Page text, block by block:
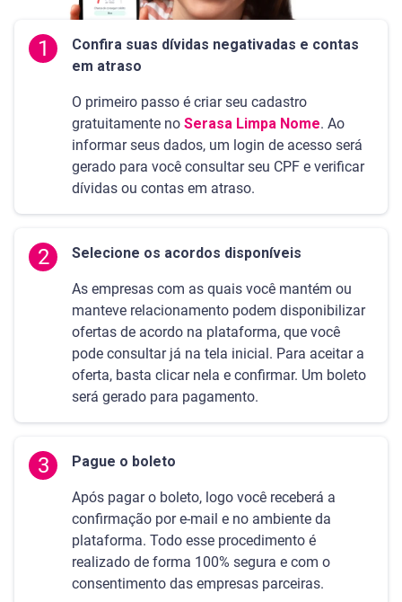
1
Confira suas dívidas negativadas e contas
em atraso
O primeiro passo é criar seu cadastro
gratuitamente no Serasa Limpa Nome. Ao
informar seus dados, um login de acesso será
gerado para você consultar seu CPF e verificar
dívidas ou contas em atraso.
2 Selecione os acordos disponíveis
As empresas com as quais você mantém ou
manteve relacionamento podem disponibilizar
ofertas de acordo na plataforma, que você
pode consultar já na tela inicial. Para aceitar a
oferta, basta clicar nela e confirmar. Um boleto
será gerado para pagamento.
3 Pague o boleto
Após pagar o boleto, logo você receberá a
confirmação por e-mail e no ambiente da
plataforma. Todo esse procedimento é
realizado de forma 100% segura e com o
consentimento das empresas parceiras.